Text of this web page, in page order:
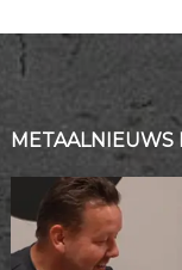
METAALNIEUWS